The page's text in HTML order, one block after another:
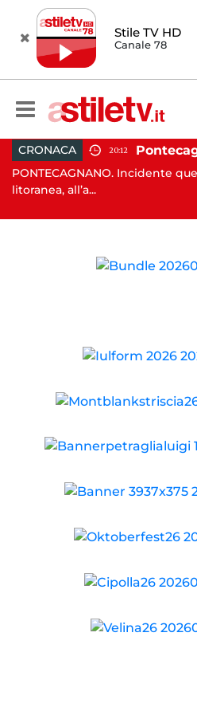
Stile TV HD
Canale 78
CRONACA 20:12
PONTECAGNANO. Incidente
litoranea, all’a...